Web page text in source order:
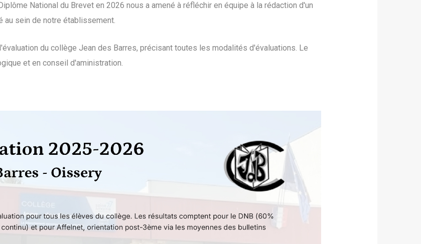
National du Brevet en 2026 nous a amené à réfléchir en équipe à la rédaction d'un
au sein de notre établissement.
du collège Jean des Barres, précisant toutes les modalités d'évaluations. Le
et en conseil d'aministration.